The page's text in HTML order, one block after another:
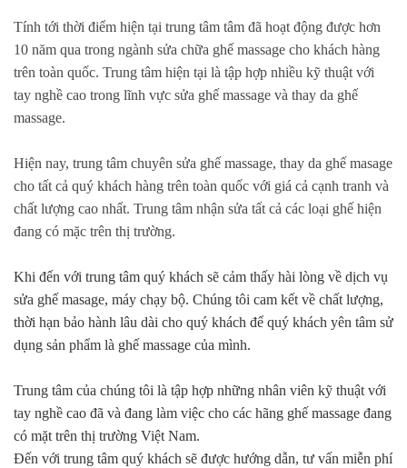
Tính tới thời điểm hiện tại trung tâm tâm đã hoạt động được hơn
10 năm qua trong ngành sửa chữa ghế massage cho khách hàng
trên toàn quốc. Trung tâm hiện tại là tập hợp nhiều kỹ thuật với
tay nghề cao trong lĩnh vực sửa ghế massage và thay da ghế
massage.
Hiện nay, trung tâm chuyên sửa ghế massage, thay da ghế masage
cho tất cả quý khách hàng trên toàn quốc với giá cả cạnh tranh và
chất lượng cao nhất. Trung tâm nhận sửa tất cả các loại ghế hiện
đang có mặc trên thị trường.
Khi đến với trung tâm quý khách sẽ cảm thấy hài lòng về dịch vụ
sửa ghế masage, máy chạy bộ. Chúng tôi cam kết về chất lượng,
thời hạn bảo hành lâu dài cho quý khách để quý khách yên tâm sử
dụng sản phẩm là ghế massage của mình.
Trung tâm của chúng tôi là tập hợp những nhân viên kỹ thuật với
tay nghề cao đã và đang làm việc cho các hãng ghế massage đang
có mặt trên thị trường Việt Nam.
Đến với trung tâm quý khách sẽ được hướng dẫn, tư vấn miễn phí